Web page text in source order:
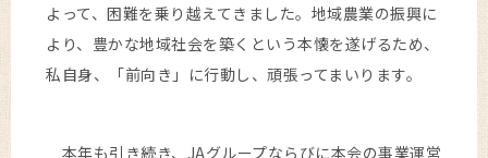
よって、困難を乗り越えてきました。地域農業の振興に
より、豊かな地域社会を築くという本懐を遂げるため、
私自身、「前向き」に行動し、頑張ってまいります。
本年も引き続き、JAグループならびに本会の事業運営